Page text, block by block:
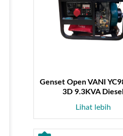
Genset Open VANI
3D 9.3KVA Diesel
Lihat lebih